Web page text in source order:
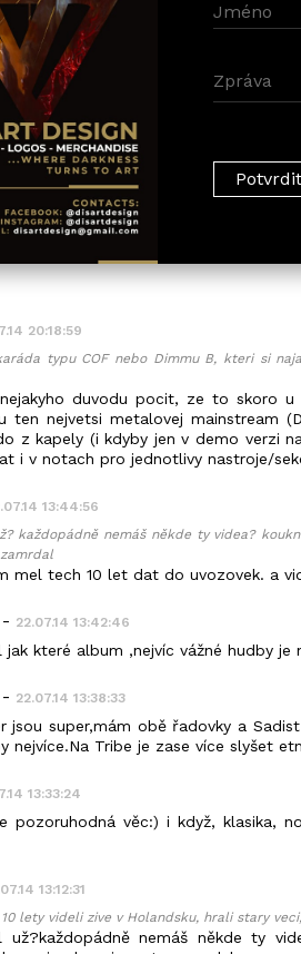
20:18:59
typu COF nebo Dimmu B, kteri si
duvodu pocit, ze to skoro u
ten nejvetsi metalovej mainstream
z kapely (i kdyby jen v demo verzi
i v notach pro jednotlivy nastroje/
13:44:56
každopádně nemáš někde ty videa?
mel tech 10 let dat do uvozovek. a
- 22.07.14 13:42:46
jak které album ,nejvíc vážné hudby
- 22.07.14 13:38:33
jsou super,mám obě řadovky a
nejvíce.Na Tribe je zase více slyšet
13:33:24
pozoruhodná věc:) i když, klasika,
13:12:31
lety videli zive v Holandsku, hrali stary
už?každopádně nemáš někde ty